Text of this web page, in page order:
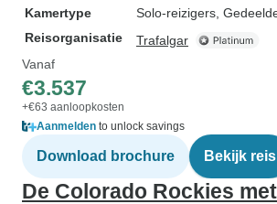
Kamertype
Solo-reizigers,
Reisorganisatie
Trafalgar
Vanaf
€3.537
+€63 aanloopkosten
Aanmelden to unlock savings
Download brochure Bekijk reis
De Colorado Rockies